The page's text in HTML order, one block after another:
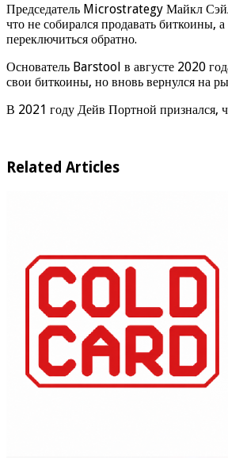
Председатель Microstrategy Майкл
что не собирался продавать биткоины,
переключиться обратно.
Основатель Barstool в августе 2020
свои биткоины, но вновь вернулся на
В 2021 году Дейв Портной признался,
Related Articles